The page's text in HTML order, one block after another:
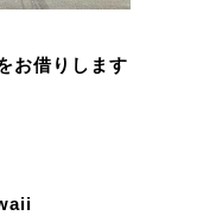
お借りします